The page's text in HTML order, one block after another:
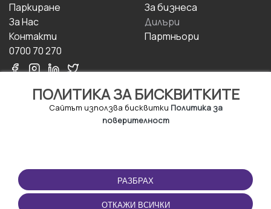
ПОЛИТИКА ЗА БИСКВИТКИТЕ
Сайтът използва бисквитки Политика за
поверителност
РАЗБРАХ
ОТКАЖИ ВСИЧКИ
Паркиране
За Hас
Контакти
0700 70 270
За бизнесa
Дилъри
Партньори
ПОЛЗВАНЕ
Правила и условия за
ползване
ПРИЛОЖЕНИЕТО